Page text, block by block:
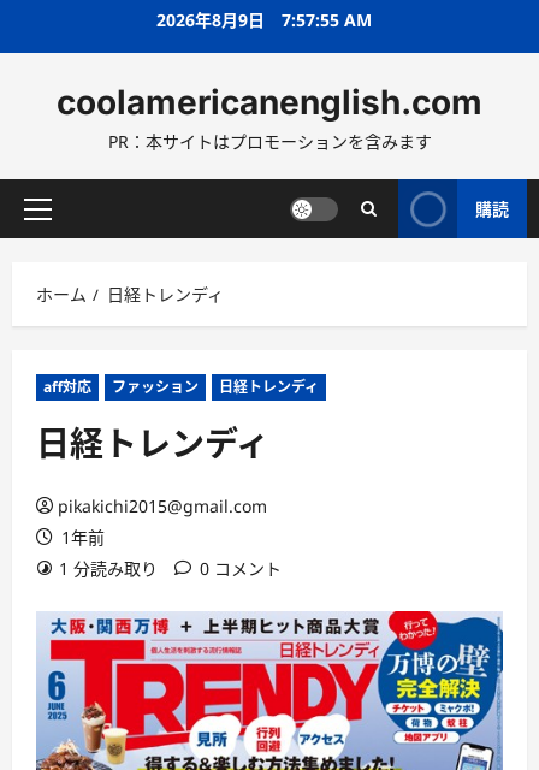
ス
ッ
2026年8月9日 7:57:57 AM
coolamericanenglish.com
PR：本サイトはプロモーションを含みます
メ
メ
ニ
ー
購読
ホーム 日経トレンディ
aff対応 ファッション 日経トレンディ
日経トレンディ
pikakichi2015@gmail.com
1年前
1 分読み取り
0 コメント